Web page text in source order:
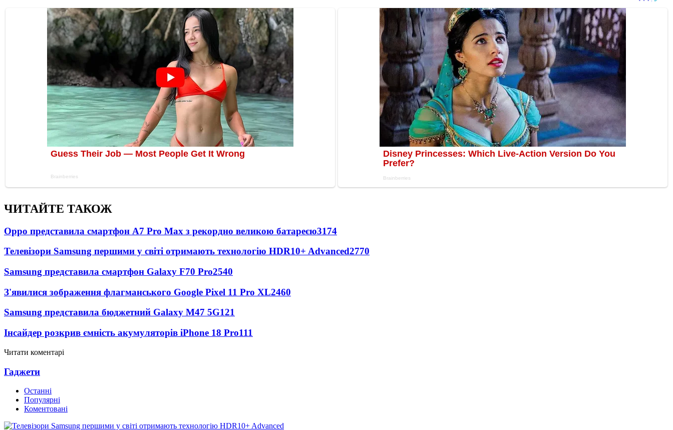
ЧИТАЙТЕ ТАКОЖ
Oppo представила смартфон A7 Pro Max з рекордно великою батареєю3174
Телевізори Samsung першими у світі отримають технологію HDR10+ Advanced2770
Samsung представила смартфон Galaxy F70 Pro2540
З'явилися зображення флагманського Google Pixel 11 Pro XL2460
Samsung представила бюджетний Galaxy M47 5G121
Інсайдер розкрив ємність акумуляторів iPhone 18 Pro111
Читати коментарі
Гаджети
Останні
Популярні
Коментовані